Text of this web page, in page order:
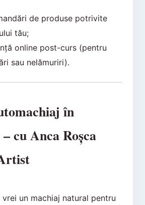
de produse potrivite
tău;
online post-curs (pentru
sau nelămuriri).
în
cu Anca Roșca
un machiaj natural pentru